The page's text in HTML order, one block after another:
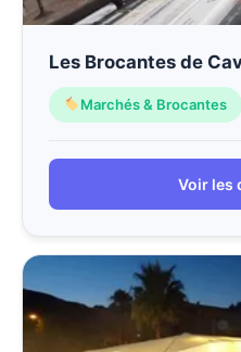
Les Brocantes de
Marchés & Brocantes
Voir les